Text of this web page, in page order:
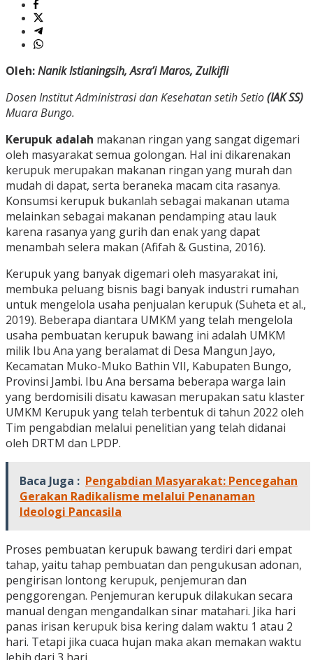
Oleh:Nanik Istianingsih, Asra’i Maros, Zulkifli
Dosen Institut Administrasi dan Kesehatan setih Setio(IAK SS)
Muara Bungo.
Kerupuk adalah makanan ringan yang sangat digemari
oleh masyarakat semua golongan. Hal ini dikarenakan
kerupuk merupakan makanan ringan yang murah dan
mudah di dapat, serta beraneka macam cita rasanya.
Konsumsi kerupuk bukanlah sebagai makanan utama
melainkan sebagai makanan pendamping atau lauk
karena rasanya yang gurih dan enak yang dapat
menambah selera makan (Afifah & Gustina, 2016).
Kerupuk yang banyak digemari oleh masyarakat ini,
membuka peluang bisnis bagi banyak industri rumahan
untuk mengelola usaha penjualan kerupuk (Suheta et al.,
2019). Beberapa diantara UMKM yang telah mengelola
usaha pembuatan kerupuk bawang ini adalah UMKM
milik Ibu Ana yang beralamat di Desa Mangun Jayo,
Kecamatan Muko-Muko Bathin VII, Kabupaten Bungo,
Provinsi Jambi. Ibu Ana bersama beberapa warga lain
yang berdomisili disatu kawasan merupakan satu klaster
UMKM Kerupuk yang telah terbentuk di tahun 2022 oleh
Tim pengabdian melalui penelitian yang telah didanai
oleh DRTM dan LPDP.
Baca Juga : Pengabdian Masyarakat: Pencegahan
Gerakan Radikalisme melalui Penanaman
Ideologi Pancasila
Proses pembuatan kerupuk bawang terdiri dari empat
tahap, yaitu tahap pembuatan dan pengukusan adonan,
pengirisan lontong kerupuk, penjemuran dan
penggorengan. Penjemuran kerupuk dilakukan secara
manual dengan mengandalkan sinar matahari. Jika hari
panas irisan kerupuk bisa kering dalam waktu 1 atau 2
hari. Tetapi jika cuaca hujan maka akan memakan waktu